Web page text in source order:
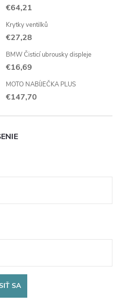
€64,21
Krytky ventilků
€27,28
BMW Čisticí ubrousky displeje
€16,69
MOTO NABÍJEČKA PLUS
€147,70
SA